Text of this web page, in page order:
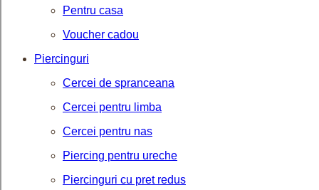
Pentru casa
Voucher cadou
Piercinguri
Cercei de spranceana
Cercei pentru limba
Cercei pentru nas
Piercing pentru ureche
Piercinguri cu pret redus